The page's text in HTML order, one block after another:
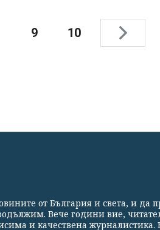
9 10
Контакти За Клуб Z
от България и света, и
Вече години вие,
и качествена